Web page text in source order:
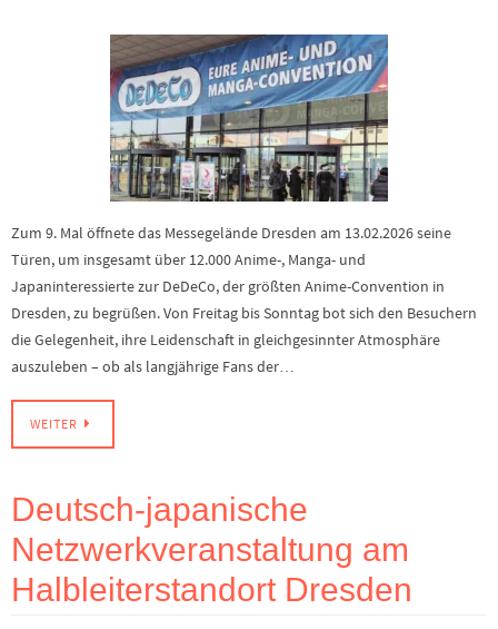
Zum 9. Mal öffnete das Messegelände Dresden am 13.02.2026 seine
Türen, um insgesamt über 12.000 Anime-, Manga- und
Japaninteressierte zur DeDeCo, der größten Anime-Convention in
Dresden, zu begrüßen. Von Freitag bis Sonntag bot sich den Besuchern
die Gelegenheit, ihre Leidenschaft in gleichgesinnter Atmosphäre
auszuleben – ob als langjährige Fans der…
WEITER
Deutsch-japanische
Netzwerkveranstaltung am
Halbleiterstandort Dresden